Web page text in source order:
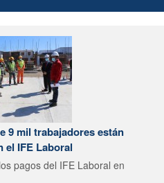
9 mil trabajadores están
el IFE Laboral
pagos del IFE Laboral en